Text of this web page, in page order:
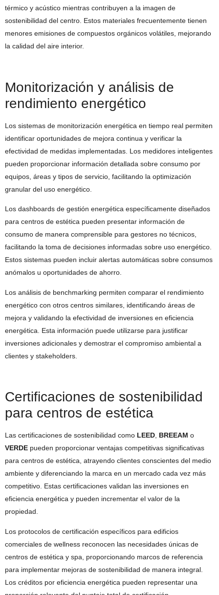
térmico y acústico mientras contribuyen a la imagen de
sostenibilidad del centro. Estos materiales frecuentemente tienen
menores emisiones de compuestos orgánicos volátiles, mejorando
la calidad del aire interior.
Monitorización y análisis de
rendimiento energético
Los sistemas de monitorización energética en tiempo real permiten
identificar oportunidades de mejora continua y verificar la
efectividad de medidas implementadas. Los medidores inteligentes
pueden proporcionar información detallada sobre consumo por
equipos, áreas y tipos de servicio, facilitando la optimización
granular del uso energético.
Los dashboards de gestión energética específicamente diseñados
para centros de estética pueden presentar información de
consumo de manera comprensible para gestores no técnicos,
facilitando la toma de decisiones informadas sobre uso energético.
Estos sistemas pueden incluir alertas automáticas sobre consumos
anómalos u oportunidades de ahorro.
Los análisis de benchmarking permiten comparar el rendimiento
energético con otros centros similares, identificando áreas de
mejora y validando la efectividad de inversiones en eficiencia
energética. Esta información puede utilizarse para justificar
inversiones adicionales y demostrar el compromiso ambiental a
clientes y stakeholders.
Certificaciones de sostenibilidad
para centros de estética
Las certificaciones de sostenibilidad como LEED, BREEAM o
VERDE pueden proporcionar ventajas competitivas significativas
para centros de estética, atrayendo clientes conscientes del medio
ambiente y diferenciando la marca en un mercado cada vez más
competitivo. Estas certificaciones validan las inversiones en
eficiencia energética y pueden incrementar el valor de la
propiedad.
Los protocolos de certificación específicos para edificios
comerciales de wellness reconocen las necesidades únicas de
centros de estética y spa, proporcionando marcos de referencia
para implementar mejoras de sostenibilidad de manera integral.
Los créditos por eficiencia energética pueden representar una